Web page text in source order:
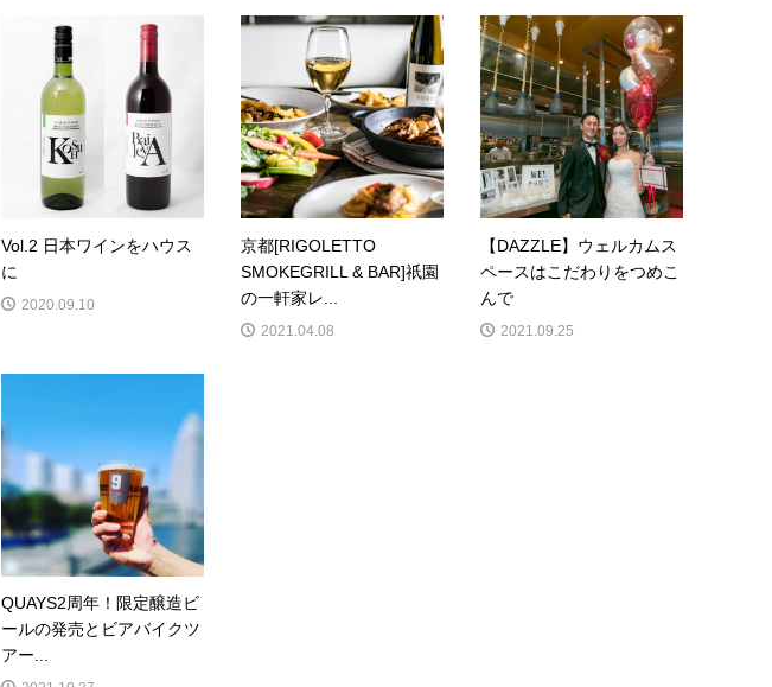
Vol.2 日本ワインをハウス
に
2020.09.10
京都[RIGOLETTO
SMOKEGRILL & BAR]祇園
の一軒家レ...
2021.04.08
【DAZZLE】ウェルカムス
ペースはこだわりをつめこ
んで
2021.09.25
QUAYS2周年！限定醸造ビ
ールの発売とビアバイクツ
アー...